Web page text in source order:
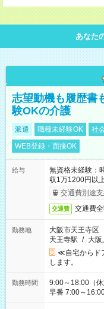
あなた
志望動機も履歴書
験OKの介護
派遣 職種未経験OK 社
WEB登録・面接OK
給与
無資格未経験
収1万1200円以
交通費別途支
交通費 交通費
勤務地
大阪市天王寺区
天王寺駅 / 大阪
≪自宅からド
します。
勤務時間
9:00～18:00（休憩60分） ■ご希望があ
早番 7:00～16:00 遅番
い」 「余裕を持